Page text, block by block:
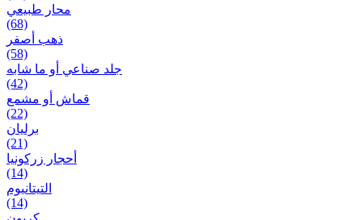
محار طبيعي
(68)
ذهب أصفر
(58)
جلد صناعي أو ما شابه
(42)
قماش أو مشمع
(22)
برلیان
(21)
أحجار زركونيا
(14)
التيتانيوم
(14)